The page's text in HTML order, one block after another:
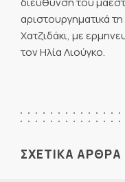
αριστουργηματικά
Χατζιδάκι, με
τον Ηλία Λιούγκο.
ΣΧΕΤΙΚΑ ΑΡΘΡΑ